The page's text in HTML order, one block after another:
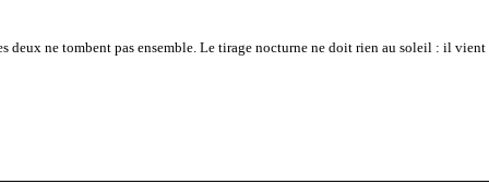
ne tombent pas ensemble. Le tirage nocturne ne doit rien au soleil : il vient